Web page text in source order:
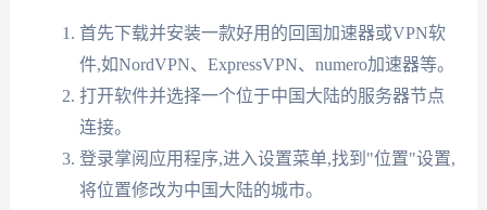
首先下载并安装一款好用的回国加速器或VPN软
件,如NordVPN、ExpressVPN、numero加速器等。
打开软件并选择一个位于中国大陆的服务器节点
连接。
登录掌阅应用程序,进入设置菜单,找到"位置"设置,
将位置修改为中国大陆的城市。